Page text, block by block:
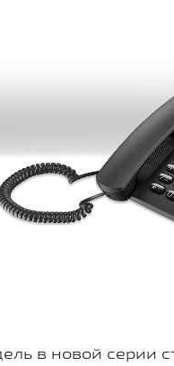
в новой серии